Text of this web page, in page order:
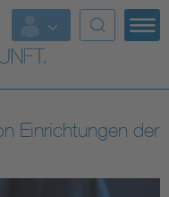
Einrichtungen der